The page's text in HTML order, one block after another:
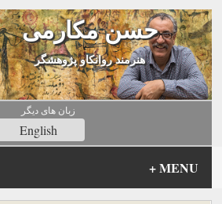
حسن مکارمی
هنرمند روانکاو پژوهشگر
زبان های ديگر
English
MENU
+